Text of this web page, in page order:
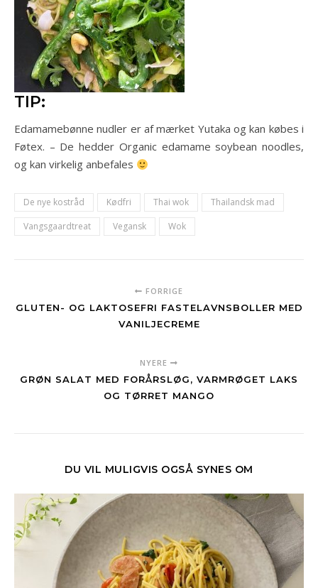
TIP:
Edamamebønne nudler er af mærket Yutaka og kan købes i
Føtex. – De hedder Organic edamame soybean noodles,
og kan virkelig anbefales
De nye kostråd Kødfri Thai wok
Thailandsk mad
Vangsgaardtreat
Vegansk Wok
FORRIGE
GLUTEN- OG LAKTOSEFRI FASTELAVNSBOLLER MED
VANILJECREME
NYERE
GRØN SALAT MED FORÅRSLØG, VARMRØGET LAKS
OG TØRRET MANGO
DU VIL MULIGVIS OGSÅ SYNES OM